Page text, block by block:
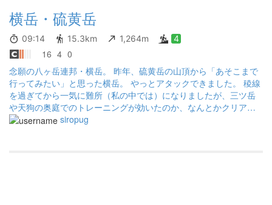
横岳・硫黄岳
09:14 15.3km 1,264m 4
16 4 0
念願の八ヶ岳連邦・横岳。 昨年、硫黄岳の山頂から「あそこまで
行ってみたい」と思った横岳。 やっとアタックできました。 稜線
を過ぎてから一気に難所（私の中では）になりましたが、三ツ岳
や天狗の奥庭でのトレーニングが効いたのか、なんとかクリアで
きました。 次回はもう少し気持ちに余裕を持って楽しめるかな？
siropug